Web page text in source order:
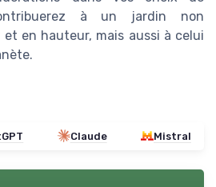
à un jardin non
en hauteur, mais aussi à celui
Claude Mistral